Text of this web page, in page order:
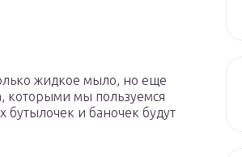
жидкое мыло, но еще
которыми мы пользуемся
бутылочек и баночек будут